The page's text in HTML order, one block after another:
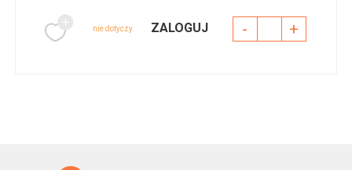
nie dotyczy ZALOGUJ - +